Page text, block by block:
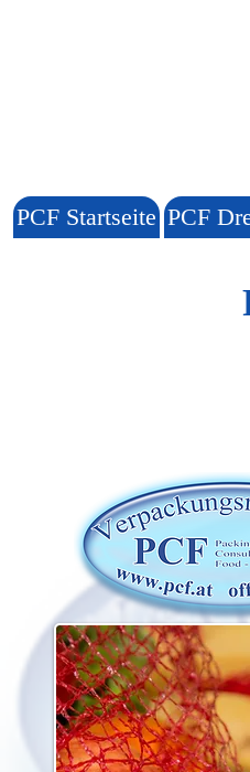
PCF Startseite PCF